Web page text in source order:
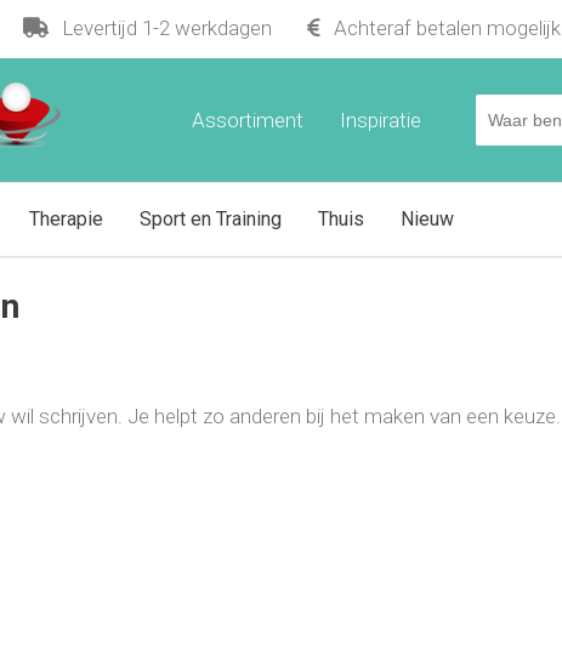
Levertijd 1-2 werkdagen Achteraf betalen mogelijk
Inspiratie
Assortiment
Therapie Sport en Training Thuis Nieuw
wil schrijven. Je helpt zo anderen bij het maken van een keuze.